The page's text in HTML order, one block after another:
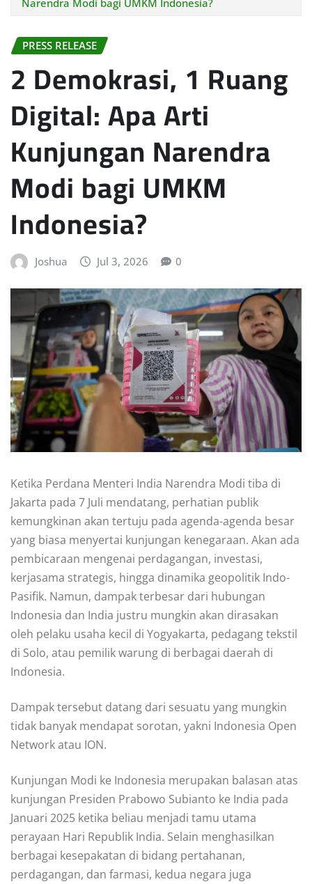
Narendra Modi bagi UMKM Indonesia?
PRESS RELEASE
2 Demokrasi, 1 Ruang
Digital: Apa Arti
Kunjungan Narendra
Modi bagi UMKM
Indonesia?
Joshua Jul 3, 2026 0
Ketika Perdana Menteri India Narendra Modi tiba di
Jakarta pada 7 Juli mendatang, perhatian publik
kemungkinan akan tertuju pada agenda-agenda besar
yang biasa menyertai kunjungan kenegaraan. Akan ada
pembicaraan mengenai perdagangan, investasi,
kerjasama strategis, hingga dinamika geopolitik Indo-
Pasifik. Namun, dampak terbesar dari hubungan
Indonesia dan India justru mungkin akan dirasakan
oleh pelaku usaha kecil di Yogyakarta, pedagang tekstil
di Solo, atau pemilik warung di berbagai daerah di
Indonesia.
Dampak tersebut datang dari sesuatu yang mungkin
tidak banyak mendapat sorotan, yakni Indonesia Open
Network atau ION.
Kunjungan Modi ke Indonesia merupakan balasan atas
kunjungan Presiden Prabowo Subianto ke India pada
Januari 2025 ketika beliau menjadi tamu utama
perayaan Hari Republik India. Selain menghasilkan
berbagai kesepakatan di bidang pertahanan,
perdagangan, dan farmasi, kedua negara juga